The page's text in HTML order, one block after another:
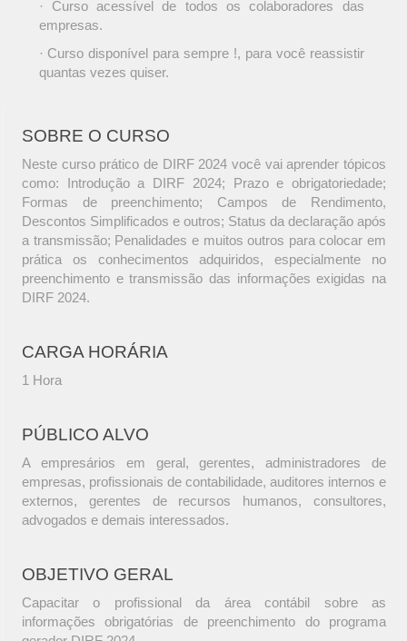
· Curso acessível de todos os colaboradores das
empresas.
· Curso disponível para sempre !, para você reassistir
quantas vezes quiser.
SOBRE O CURSO
Neste curso prático de DIRF 2024 você vai aprender tópicos
como: Introdução a DIRF 2024; Prazo e obrigatoriedade;
Formas de preenchimento; Campos de Rendimento,
Descontos Simplificados e outros; Status da declaração após
a transmissão; Penalidades e muitos outros para colocar em
prática os conhecimentos adquiridos, especialmente no
preenchimento e transmissão das informações exigidas na
DIRF 2024.
CARGA HORÁRIA
1 Hora
PÚBLICO ALVO
A empresários em geral, gerentes, administradores de
empresas, profissionais de contabilidade, auditores internos e
externos, gerentes de recursos humanos, consultores,
advogados e demais interessados.
OBJETIVO GERAL
Capacitar o profissional da área contábil sobre as
informações obrigatórias de preenchimento do programa